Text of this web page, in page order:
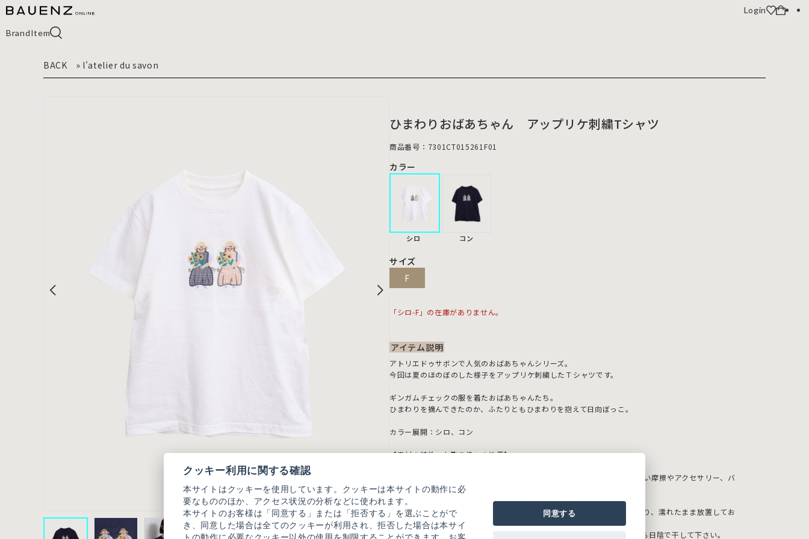
Login
BrandItem
BACK » l'atelier du savon
ひまわりおばあちゃん アップリケ刺繍Tシャツ
商品番号：7301CT015261F01
カラー
シロ コン
サイズ
F
「シロ-F」の在庫がありません。
アイテム説明
アトリエドゥサボンで人気のおばあちゃんシリーズ。
今回は夏のほのぼのした様子をアップリケ刺繍したＴシャツです。
ギンガムチェックの服を着たおばあちゃんたち。
ひまわりを摘んできたのか、ふたりともひまわりを抱えて日向ぼっこ。
カラー展開：シロ、コン
【素材の特性、お取り扱いの注意】
乱暴に扱いますと破損しやすく、糸引きや糸切れが起こりやすいので、強い摩擦やアクセサリー、バ
ッグ等の引っかかりに十分ご注意下さい。
また、刺繍部分へのアイロン掛けはお避け下さい。
・この製品は、配色使いになっておりますので、長時間水につけておいたり、濡れたまま放置してお
りますと、淡色部分に汚染することがありますので、ご注意下さい。
・この製品を洗濯する際には多少縮む場合がありますので、形を整えてから日陰で干して下さい。
クッキー利用に関する確認
本サイトはクッキーを使用しています。クッキーは本サイトの動作に必
要なもののほか、アクセス状況の分析などに使われます。
本サイトのお客様は「同意する」または「拒否する」を選ぶことがで
き、同意した場合は全てのクッキーが利用され、拒否した場合は本サイ
同意する